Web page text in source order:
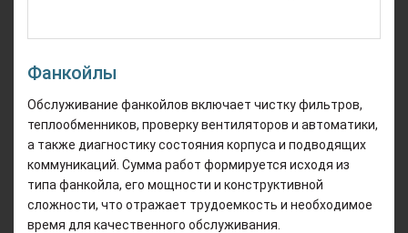
Фанкойлы
Обслуживание фанкойлов включает чистку фильтров,
теплообменников, проверку вентиляторов и автоматики,
а также диагностику состояния корпуса и подводящих
коммуникаций. Сумма работ формируется исходя из
типа фанкойла, его мощности и конструктивной
сложности, что отражает трудоемкость и необходимое
время для качественного обслуживания.